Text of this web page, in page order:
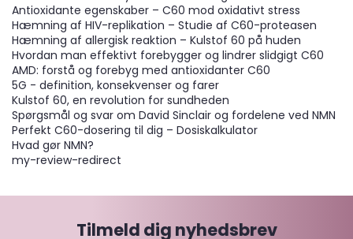
Antioxidante egenskaber – C60 mod oxidativt stress
Hæmning af HIV-replikation – Studie af C60-proteasen
Hæmning af allergisk reaktion – Kulstof 60 på huden
Hvordan man effektivt forebygger og lindrer slidgigt C60
AMD: forstå og forebyg med antioxidanter C60
5G - definition, konsekvenser og farer
Kulstof 60, en revolution for sundheden
Spørgsmål og svar om David Sinclair og fordelene ved NMN
Perfekt C60-dosering til dig – Dosiskalkulator
Hvad gør NMN?
my-review-redirect
Tilmeld dig nyhedsbrev